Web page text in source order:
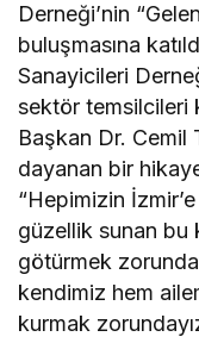
Derneği’nin
buluşmasına
Sanayicileri
sektör temsilcileri
Başkan Dr. Cemil
dayanan bir
“Hepimizin
güzellik sunan bu
götürmek
kendimiz hem
kurmak